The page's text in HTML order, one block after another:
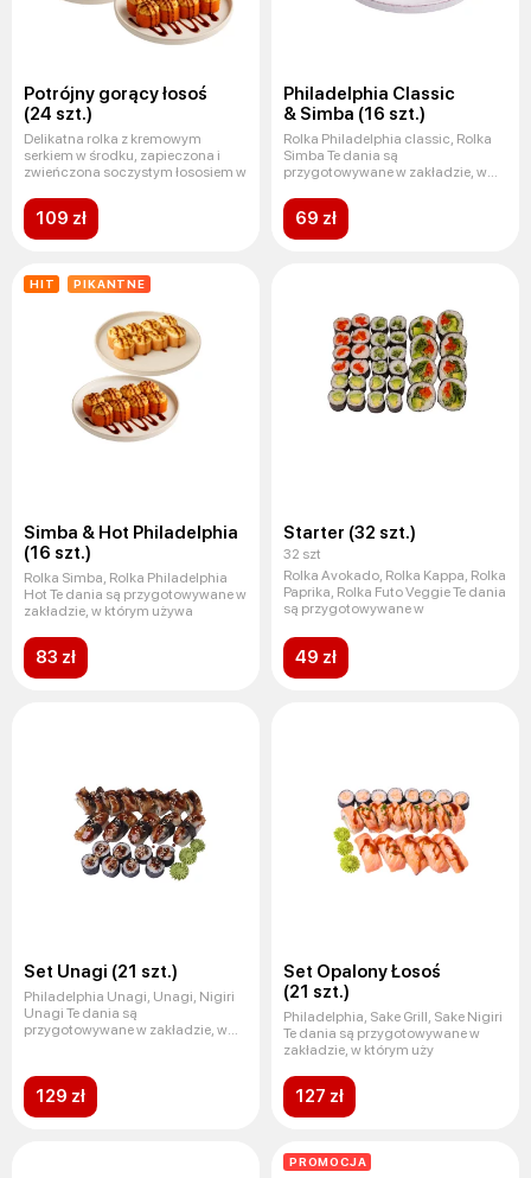
Potrójny gorący łosoś
(24 szt.)
Delikatna rolka z kremowym
serkiem w środku, zapieczona i
zwieńczona soczystym łososiem w
109 zł
Philadelphia Сlassic
& Simba (16 szt.)
Rolka Philadelphia classic, Rolka
Simba Te dania są
przygotowywane w zakładzie, w
69 zł
HIT PIKANTNE
Simba & Hot Philadelphia
(16 szt.)
Rolka Simba, Rolka Philadelphia
Hot Te dania są przygotowywane w
zakładzie, w którym używa
83 zł
Starter (32 szt.)
32 szt
Rolka Avokado, Rolka Kappa, Rolka
Paprika, Rolka Futo Veggie Te dania
są przygotowywane w
49 zł
Set Unagi (21 szt.)
Philadelphia Unagi, Unagi, Nigiri
Unagi Te dania są
przygotowywane w zakładzie, w
129 zł
Set Opalony Łosoś
(21 szt.)
Philadelphia, Sake Grill, Sake Nigiri
Te dania są przygotowywane w
zakładzie, w którym uży
127 zł
PROMOCJA